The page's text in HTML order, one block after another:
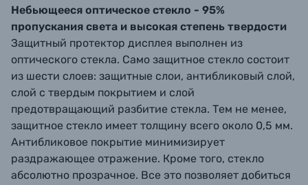
Небьющееся оптическое стекло - 95%
пропускания света и высокая степень твердости
Защитный протектор дисплея выполнен из
оптического стекла. Само защитное стекло состоит
из шести слоев: защитные слои, антибликовый слой,
слой с твердым покрытием и слой
предотвращающий разбитие стекла. Тем не менее,
защитное стекло имеет толщину всего около 0,5 мм.
Антибликовое покрытие минимизирует
раздражающее отражение. Кроме того, стекло
абсолютно прозрачное. Все это позволяет добиться